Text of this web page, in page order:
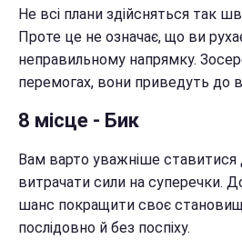
Не всі плани здійсняться так
Проте це не означає, що ви
неправильному напрямку.
перемогах, вони приведуть до
8 місце - Бик
Вам варто уважніше ставитися
витрачати сили на суперечки.
шанс покращити своє
послідовно й без поспіху.